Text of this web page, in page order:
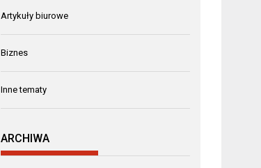
Artykuły biurowe
Biznes
Inne tematy
ARCHIWA